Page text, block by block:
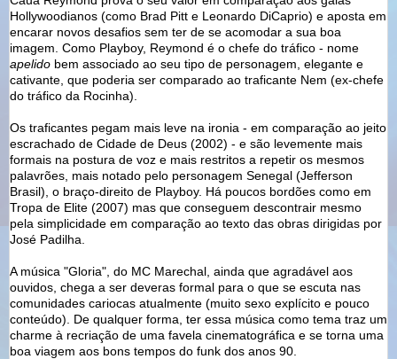
Hollywoodianos (como Brad Pitt e Leonardo DiCaprio) e aposta em
encarar novos desafios sem ter de se acomodar a sua boa
imagem. Como Playboy, Reymond é o chefe do tráfico - nome
apelido bem associado ao seu tipo de personagem, elegante e
cativante, que poderia ser comparado ao traficante Nem (ex-chefe
do tráfico da Rocinha).
Os traficantes pegam mais leve na ironia - em comparação ao jeito
escrachado de Cidade de Deus (2002) - e são levemente mais
formais na postura de voz e mais restritos a repetir os mesmos
palavrões, mais notado pelo personagem Senegal (Jefferson
Brasil), o braço-direito de Playboy. Há poucos bordões como em
Tropa de Elite (2007) mas que conseguem descontrair mesmo
pela simplicidade em comparação ao texto das obras dirigidas por
José Padilha.
A música "Gloria", do MC Marechal, ainda que agradável aos
ouvidos, chega a ser deveras formal para o que se escuta nas
comunidades cariocas atualmente (muito sexo explícito e pouco
conteúdo). De qualquer forma, ter essa música como tema traz um
charme à recriação de uma favela cinematográfica e se torna uma
boa viagem aos bons tempos do funk dos anos 90.